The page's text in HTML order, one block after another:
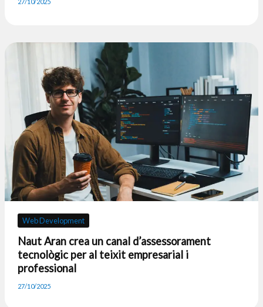
Web Development
Naut Aran crea un canal d’assessorament
tecnològic per al teixit empresarial i
professional
27/10/2025